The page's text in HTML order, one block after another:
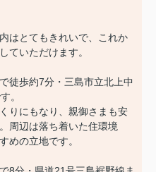
はとてもきれいで、これか
ていただけます。
徒歩約7分・三島市立北上中
。
りにもなり、親御さまも安
周辺は落ち着いた住環境
めの立地です。